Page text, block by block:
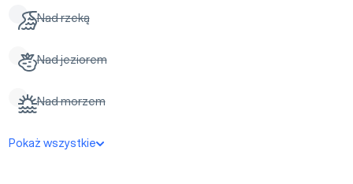
Nad rzeką
Nad jeziorem
Nad morzem
Pokaż wszystkie